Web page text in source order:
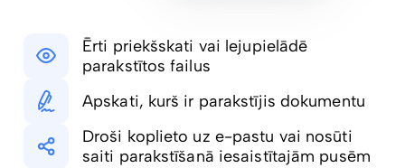
Ērti priekšskati vai lejupielādē
parakstītos failus
Apskati, kurš ir parakstījis dokumentu
Droši koplieto uz e-pastu vai nosūti
saiti parakstīšanā iesaistītajām pusēm